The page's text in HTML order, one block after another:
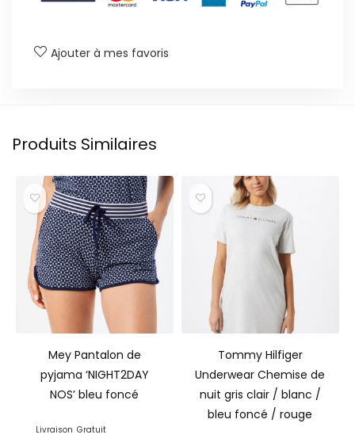
Ajouter à mes favoris
Produits Similaires
Mey Pantalon de
pyjama ‘NIGHT2DAY
NOS’ bleu foncé
Livraison Gratuit
Tommy Hilfiger
Underwear Chemise de
nuit gris clair / blanc /
bleu foncé / rouge